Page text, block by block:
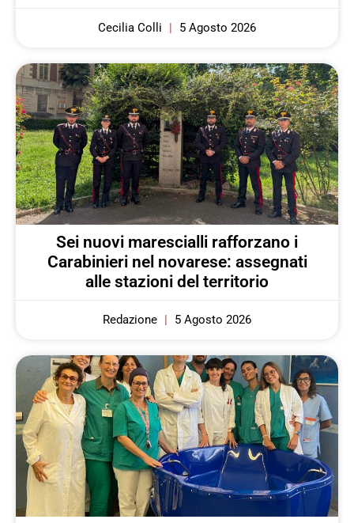
Cecilia Colli 5 Agosto 2026
Sei nuovi marescialli rafforzano i
Carabinieri nel novarese: assegnati
alle stazioni del territorio
Redazione 5 Agosto 2026